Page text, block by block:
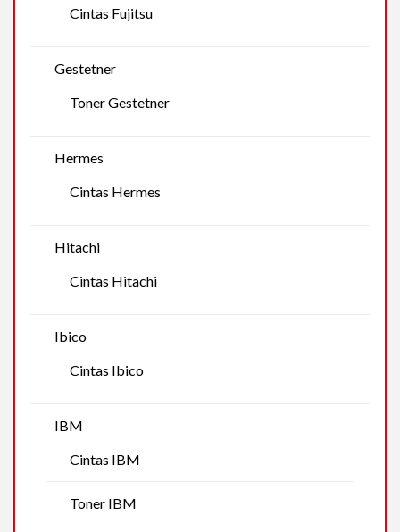
Cintas Fujitsu
Gestetner
Toner Gestetner
Hermes
Cintas Hermes
Hitachi
Cintas Hitachi
Ibico
Cintas Ibico
IBM
Cintas IBM
Toner IBM